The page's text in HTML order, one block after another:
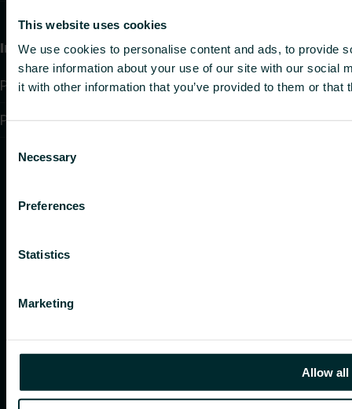
This website uses cookies
We use cookies to personalise content and ads, to provide
share information about your use of our site with our social
it with other information that you’ve provided to them or
Selection
Necessary
Preferences
Statistics
Marketing
Allow all
Informācija
Privacy policy
Purchase terms and conditions